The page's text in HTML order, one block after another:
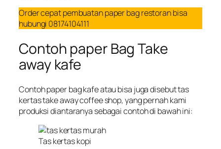
Order cepat pembuatan paper bag restoran bisa
hubungi 08174104111
Contoh paper Bag Take
away kafe
Contoh paper bag kafe atau bisa juga disebut tas
kertas take away coffee shop, yang pernah kami
produksi diantaranya sebagai contoh di bawah ini:
Tas kertas kopi